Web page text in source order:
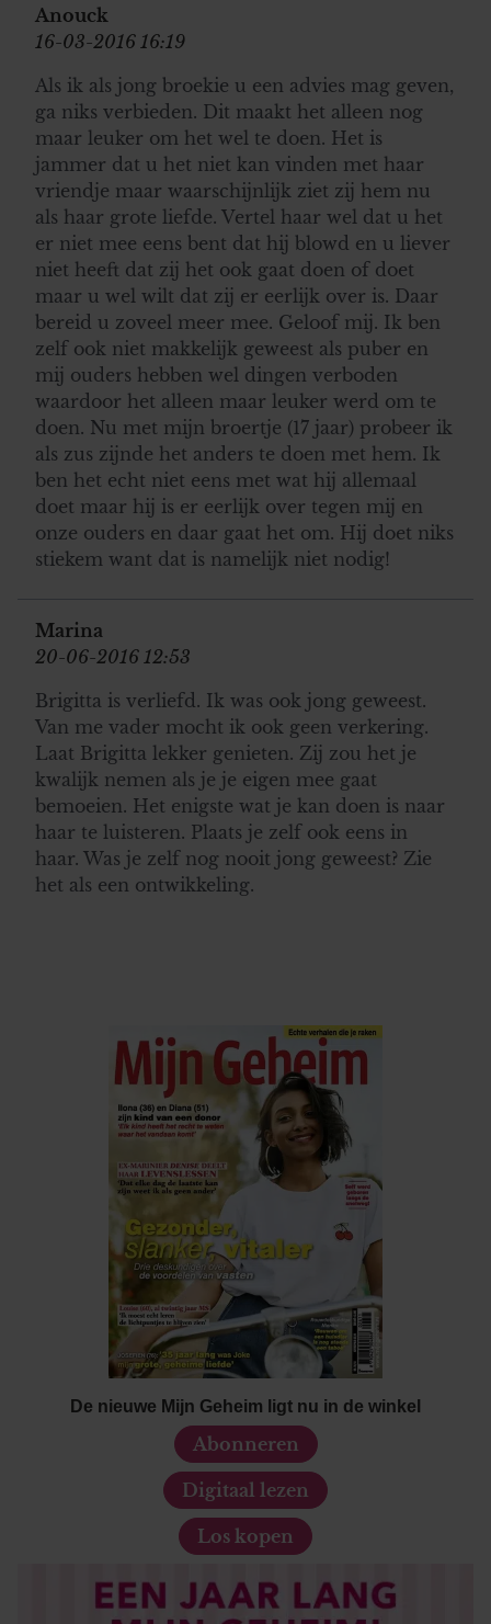
Anouck
16-03-2016 16:19
Als ik als jong broekie u een advies mag geven,
ga niks verbieden. Dit maakt het alleen nog
maar leuker om het wel te doen. Het is
jammer dat u het niet kan vinden met haar
vriendje maar waarschijnlijk ziet zij hem nu
als haar grote liefde. Vertel haar wel dat u het
er niet mee eens bent dat hij blowd en u liever
niet heeft dat zij het ook gaat doen of doet
maar u wel wilt dat zij er eerlijk over is. Daar
bereid u zoveel meer mee. Geloof mij. Ik ben
zelf ook niet makkelijk geweest als puber en
mij ouders hebben wel dingen verboden
waardoor het alleen maar leuker werd om te
doen. Nu met mijn broertje (17 jaar) probeer ik
als zus zijnde het anders te doen met hem. Ik
ben het echt niet eens met wat hij allemaal
doet maar hij is er eerlijk over tegen mij en
onze ouders en daar gaat het om. Hij doet niks
stiekem want dat is namelijk niet nodig!
Marina
20-06-2016 12:53
Brigitta is verliefd. Ik was ook jong geweest.
Van me vader mocht ik ook geen verkering.
Laat Brigitta lekker genieten. Zij zou het je
kwalijk nemen als je je eigen mee gaat
bemoeien. Het enigste wat je kan doen is naar
haar te luisteren. Plaats je zelf ook eens in
haar. Was je zelf nog nooit jong geweest? Zie
het als een ontwikkeling.
De nieuwe Mijn Geheim ligt nu in de winkel
Abonneren
Digitaal lezen
Los kopen